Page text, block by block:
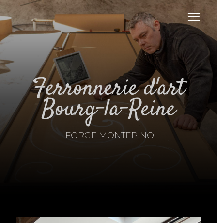
ferronnerie d'art
Bourg-la-Reine
FORGE MONTEPINO
Panneau de gestion des cookies